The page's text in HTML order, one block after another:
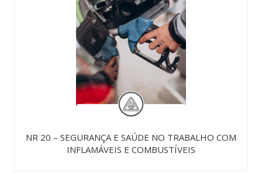
NR 20 – SEGURANÇA E SAÚDE NO TRABALHO COM
INFLAMÁVEIS E COMBUSTÍVEIS